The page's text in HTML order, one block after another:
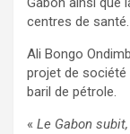
centres de santé.
Ali Bongo
projet de société
baril de pétrole.
« Le Gabon